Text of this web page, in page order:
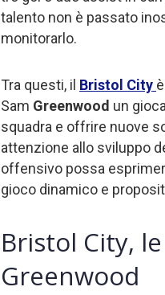
talento non è passato
monitorarlo.
Tra questi, il Bristol City
Sam Greenwood un
squadra e offrire nuove
attenzione allo sviluppo
offensivo possa
gioco dinamico e
Bristol City,
Greenwood